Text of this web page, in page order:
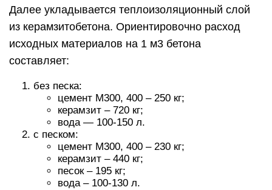
Далее укладывается теплоизоляционный слой
из керамзитобетона. Ориентировочно расход
исходных материалов на 1 м3 бетона
составляет:
без песка:
цемент М300, 400 – 250 кг;
керамзит – 720 кг;
вода — 100-150 л.
с песком:
цемент М300, 400 – 230 кг;
керамзит – 440 кг;
песок – 195 кг;
вода – 100-130 л.